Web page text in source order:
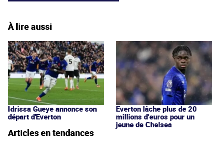
À lire aussi
Idrissa Gueye annonce son
départ d'Everton
Everton lâche plus de 20
millions d’euros pour un
jeune de Chelsea
Articles en tendances